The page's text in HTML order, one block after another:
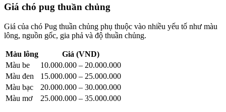
Giá chó pug thuần chủng
Giá của chó Pug thuần chủng phụ thuộc vào nhiều yếu tố như màu
lông, nguồn gốc, gia phả và độ thuần chủng.
Màu lông
Giá (VND)
Màu be
10.000.000 – 20.000.000
Màu đen
15.000.000 – 25.000.000
Màu bạc
20.000.000 – 30.000.000
Màu mơ
25.000.000 – 35.000.000